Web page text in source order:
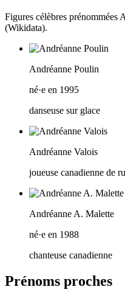
Figures célèbres prénommées
(Wikidata).
Andréanne Poulin
né·e en 1995
danseuse sur glace
Andréanne Valois
joueuse canadienne de
Andréanne A. Malette
né·e en 1988
chanteuse canadienne
Prénoms proches